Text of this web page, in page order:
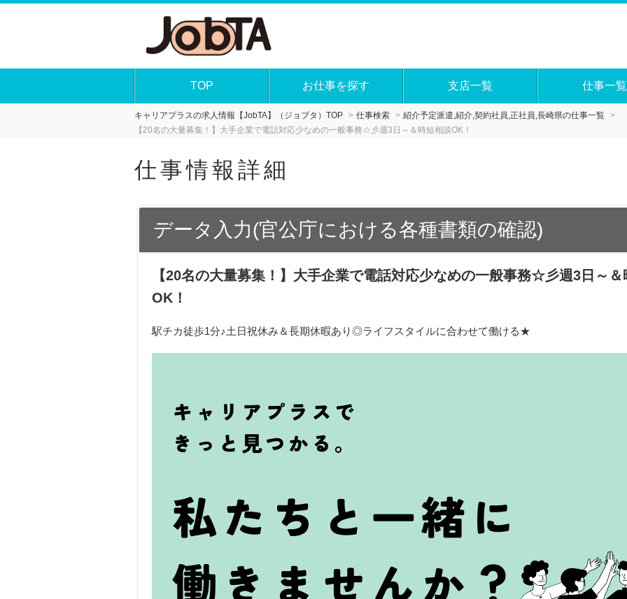
TOP お仕事を探す 支店一覧 仕事一覧
キャリアプラスの求人情報【JobTA】（ジョブタ）TOP 仕事検索
紹介予定派遣,紹介,契約社員,正社員,長崎県の仕事一覧
【20名の大量募集！】大手企業で電話対応少なめの一般事務☆彡週3日～＆時短相談OK！
仕事情報詳細
データ入力(官公庁における各種書類の確認)
【20名の大量募集！】大手企業で電話対応少なめの一般事務☆彡週3日～＆
OK！
駅チカ徒歩1分♪土日祝休み＆長期休暇あり◎ライフスタイルに合わせて働ける★